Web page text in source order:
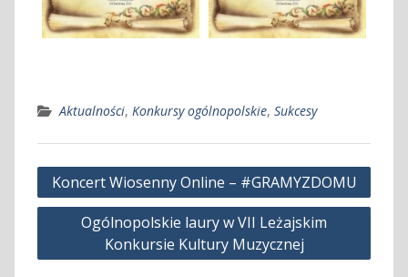
Aktualności, Konkursy ogólnopolskie, Sukcesy
Nawigacja
wpisu
Koncert Wiosenny Online – #GRAMYZDOMU
Ogólnopolskie laury w VII Leżajskim
Konkursie Kultury Muzycznej